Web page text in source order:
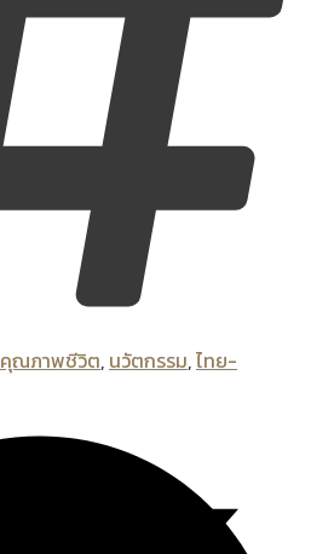
คุณภาพชีวิต, นวัตกรรม,ไทย-